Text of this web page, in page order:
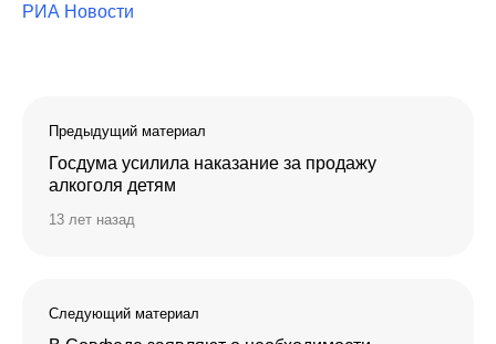
РИА Новости
Предыдущий материал
Госдума усилила наказание за продажу
алкоголя детям
13 лет назад
Следующий материал